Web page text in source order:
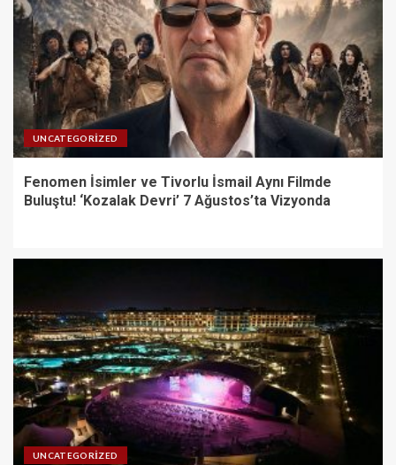
UNCATEGORIZED
Fenomen İsimler ve Tivorlu İsmail Aynı Filmde
Buluştu! ‘Kozalak Devri’ 7 Ağustos’ta Vizyonda
UNCATEGORIZED